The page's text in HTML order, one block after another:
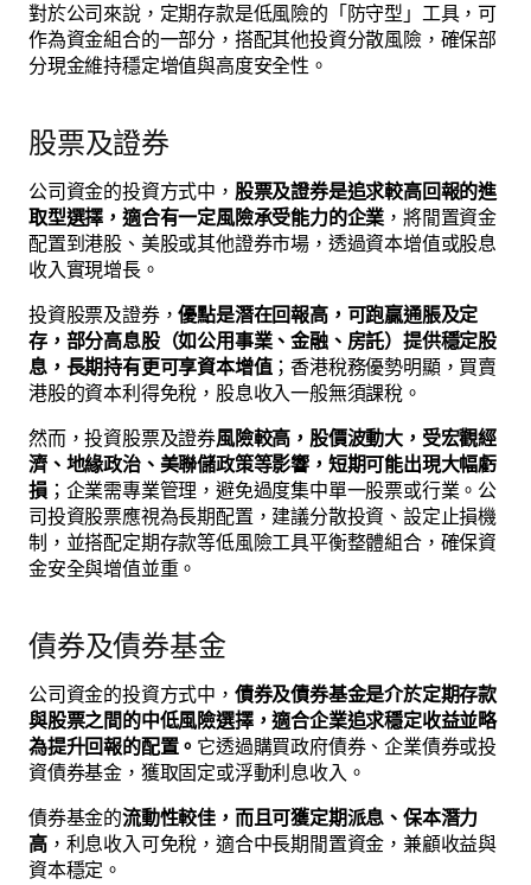
對於公司來說，定期存款是低風險的「防守型」工具，可
作為資金組合的一部分，搭配其他投資分散風險，確保部
分現金維持穩定增值與高度安全性。
股票及證券
公司資金的投資方式中， 股票及證券是追求較高回報的進
取型選擇，適合有一定風險承受能力的企業 ，將閒置資金
配置到港股、美股或其他證券市場，透過資本增值或股息
收入實現增長。
投資股票及證券，優點是潛在回報高，可跑贏通脹及定
存，部分高息股（如公用事業、金融、房託）提供穩定股
息，長期持有更可享資本增值；香港稅務優勢明顯，買賣
港股的資本利得免稅，股息收入一般無須課稅。
然而，投資股票及證券風險較高，股價波動大，受宏觀經
濟、地緣政治、美聯儲政策等影響，短期可能出現大幅虧
損；企業需專業管理，避免過度集中單一股票或行業。公
司投資股票應視為長期配置，建議分散投資、設定止損機
制，並搭配定期存款等低風險工具平衡整體組合，確保資
金安全與增值並重。
債券及債券基金
公司資金的投資方式中， 債券及債券基金是介於定期存款
與股票之間的中低風險選擇，適合企業追求穩定收益並略
為提升回報的配置。 它透過購買政府債券、企業債券或投
資債券基金，獲取固定或浮動利息收入。
債券基金的流動性較佳，而且可獲定期派息、保本潛力
高，利息收入可免稅，適合中長期閒置資金，兼顧收益與
資本穩定。